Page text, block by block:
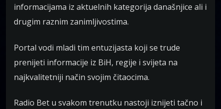
informacijama iz aktuelnih kategorija današnjice ali i
drugim raznim zanimljivostima.
Portal vodi mladi tim entuzijasta koji se trude
prenijeti informacije iz BiH, regije i svijeta na
najkvalitetniji način svojim čitaocima.
Radio Bet u svakom trenutku nastoji iznijeti tačno i